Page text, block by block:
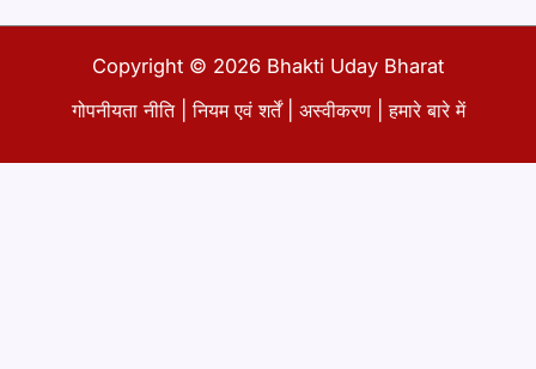
Copyright © 2026 Bhakti Uday Bharat
गोपनीयता नीति|नियम एवं शर्तें| अस्वीकरण |हमारे बारे में